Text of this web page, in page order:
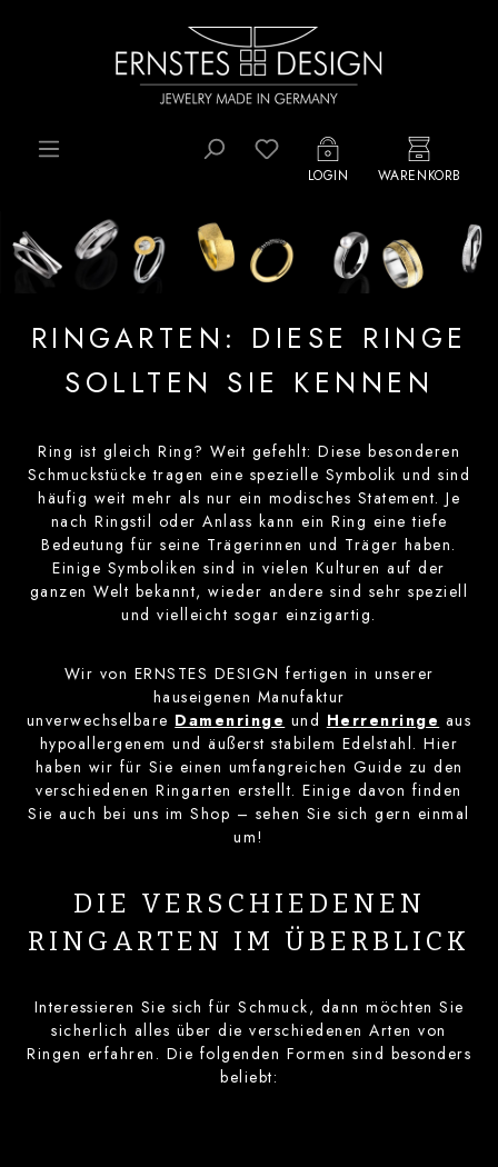
Zum Hauptinhalt springen
Du hast 0 Produkte auf
LOGIN WARENKORB
RINGARTEN: DIESE RINGE
SOLLTEN SIE KENNEN
Ring ist gleich Ring? Weit gefehlt: Diese besonderen
Schmuckstücke tragen eine spezielle Symbolik und sind
häufig weit mehr als nur ein modisches Statement. Je
nach Ringstil oder Anlass kann ein Ring eine tiefe
Bedeutung für seine Trägerinnen und Träger haben.
Einige Symboliken sind in vielen Kulturen auf der
ganzen Welt bekannt, wieder andere sind sehr speziell
und vielleicht sogar einzigartig.
Wir von ERNSTES DESIGN fertigen in unserer
hauseigenen Manufaktur
unverwechselbare Damenringe und Herrenringe aus
hypoallergenem und äußerst stabilem Edelstahl. Hier
haben wir für Sie einen umfangreichen Guide zu den
verschiedenen Ringarten erstellt. Einige davon finden
Sie auch bei uns im Shop – sehen Sie sich gern einmal
um!
DIE VERSCHIEDENEN
RINGARTEN IM ÜBERBLICK
Interessieren Sie sich für Schmuck, dann möchten Sie
sicherlich alles über die verschiedenen Arten von
Ringen erfahren. Die folgenden Formen sind besonders
beliebt: